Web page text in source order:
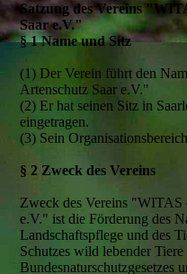
Satzung des Vereins
Saar e.V."
§ 1 Name und Sitz
(1) Der Verein führt den
Artenschutz Saar e.V."
(2) Er hat seinen Sitz in
eingetragen.
(3) Sein
§ 2 Zweck des Vereins
Zweck des Vereins
e.V." ist die Förderung des
Landschaftspflege und des
Schutzes wild lebender
Bundesnaturschutzgesetzes